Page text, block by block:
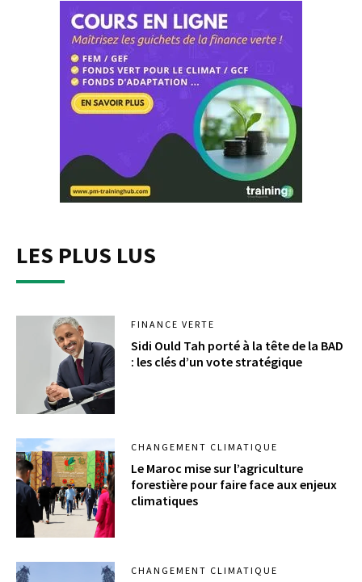
LES PLUS LUS
FINANCE VERTE
Sidi Ould Tah porté à la tête de la BAD
: les clés d’un vote stratégique
CHANGEMENT CLIMATIQUE
Le Maroc mise sur l’agriculture
forestière pour faire face aux enjeux
climatiques
CHANGEMENT CLIMATIQUE